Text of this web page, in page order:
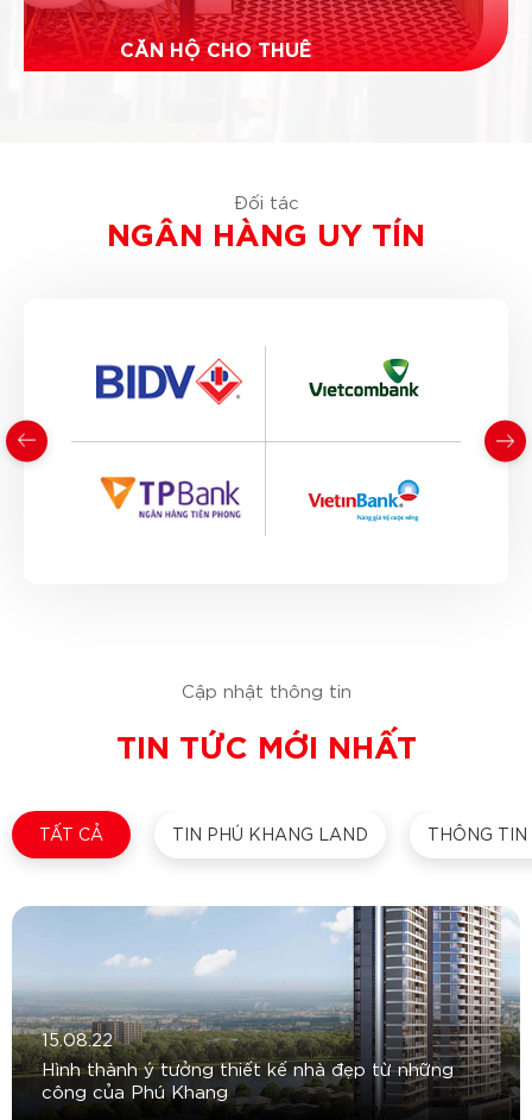
CĂN HỘ CHO THUÊ
Đối tác
NGÂN HÀNG UY TÍN
Cập nhật thông tin
TIN TỨC MỚI NHẤT
TẤT CẢ TIN PHÚ KHANG LAND THÔNG
15.08.22
Hình thành ý tưởng thiết kế nhà đẹp từ những
công của Phú Khang